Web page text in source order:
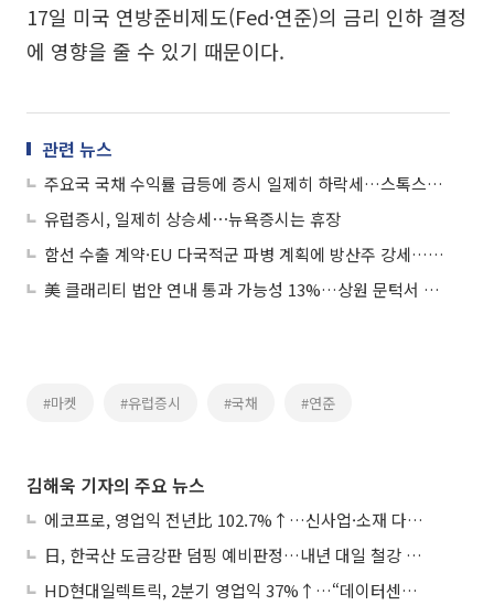
17일 미국 연방준비제도(Fed·연준)의 금리 인하 결정
에 영향을 줄 수 있기 때문이다.
관련 뉴스
주요국 국채 수익률 급등에 증시 일제히 하락세…스톡스600 1.50%↓
유럽증시, 일제히 상승세⋯뉴욕증시는 휴장
함선 수출 계약·EU 다국적군 파병 계획에 방산주 강세…스톡스600 0.23%↑
美 클래리티 법안 연내 통과 가능성 13%…상원 문턱서 제동
#마켓 #유럽증시 #국채 #연준
김해욱 기자의 주요 뉴스
에코프로, 영업익 전년比 102.7%↑…신사업·소재 다각화 박차
日, 한국산 도금강판 덤핑 예비판정…내년 대일 철강 수출 ‘빨간불’
HD현대일렉트릭, 2분기 영업익 37%↑…“데이터센터 사업, 새로운 성장 축”